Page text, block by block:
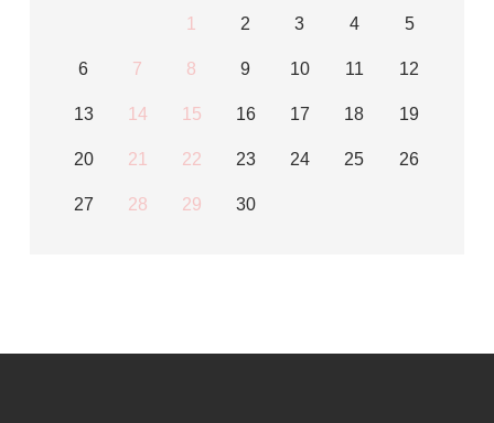
1 2 3 4 5
6 7 8 9 10 11 12
13 14 15 16 17 18 19
20 21 22 23 24 25 26
27 28 29 30